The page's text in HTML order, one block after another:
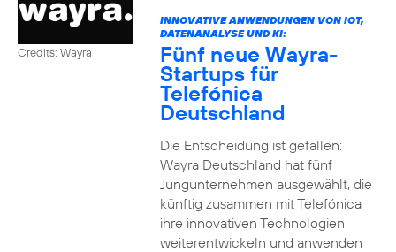
Credits: Wayra
INNOVATIVE ANWENDUNGEN VON IOT,
DATENANALYSE UND KI:
Fünf neue Wayra-
Startups für
Telefónica
Deutschland
Die Entscheidung ist gefallen:
Wayra Deutschland hat fünf
Jungunternehmen ausgewählt, die
künftig zusammen mit Telefónica
ihre innovativen Technologien
weiterentwickeln und anwenden